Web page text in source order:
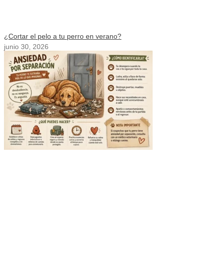
¿Cortar el pelo a tu perro en verano?
junio 30, 2026